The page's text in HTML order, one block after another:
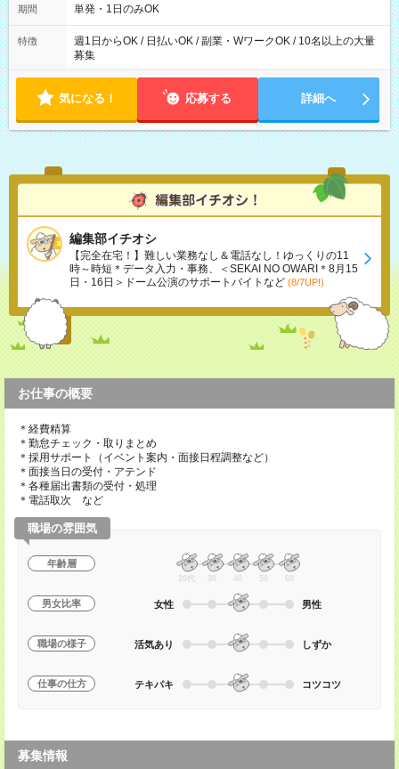
可能です！ ※1日あたりの最大実働時間は日勤、夜勤共に勤務し
期間 単発・1日のみOK
特徴
週1日からOK / 日払いOK / 副業・WワークOK / 10名以上の大量
募集
気になる！ 応募する 詳細へ
編集部イチオシ
【完全在宅！】難しい業務なし＆電話なし！ゆっくりの11
時～時短＊データ入力・事務、＜SEKAI NO OWARI＊8月15
日・16日＞ドーム公演のサポートバイトなど (8/7UP!)
お仕事の概要
＊経費精算
＊勤怠チェック・取りまとめ
＊採用サポート（イベント案内・面接日程調整など）
＊面接当日の受付・アテンド
＊各種届出書類の受付・処理
＊電話取次 など
職場の雰囲気
年齢層
20代 30 40 50 60
男女比率 女性 男性
職場の様子 活気あり しずか
仕事の仕方 テキパキ コツコツ
募集情報